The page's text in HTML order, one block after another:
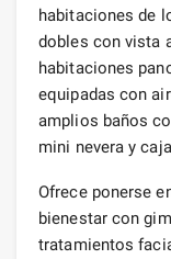
habitaciones de
dobles con vista
habitaciones
equipadas con
amplios baños
mini nevera y
Ofrece ponerse
bienestar con
tratamientos